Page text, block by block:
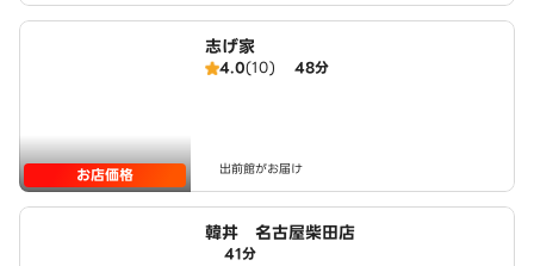
お店価格
志げ家
4.0(10) 48分
出前館がお届け
韓丼 名古屋柴田店
41分